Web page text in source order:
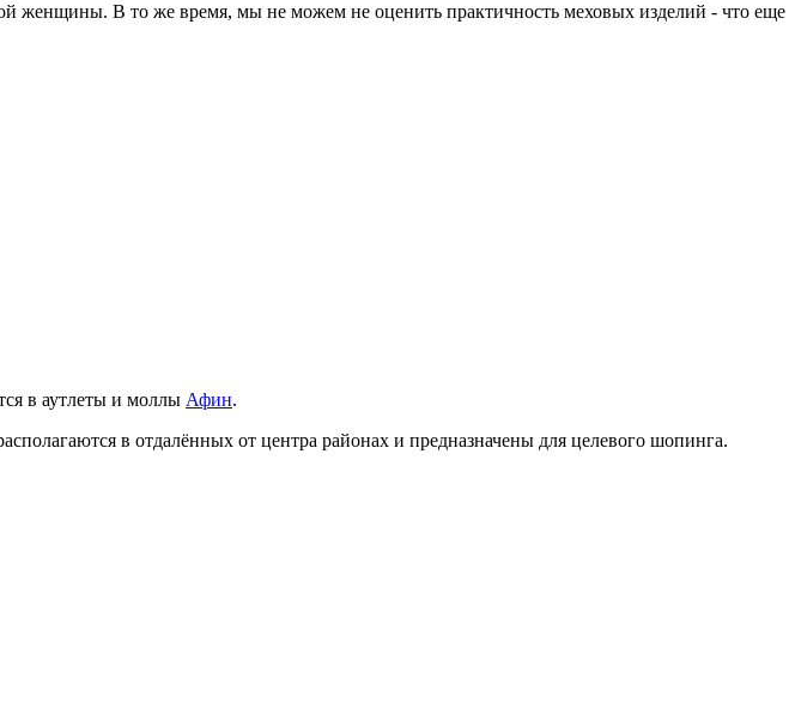
женщины. В то же время, мы не можем не оценить практичность меховых изделий - что еще
в аутлеты и моллы Афин.
в отдалённых от центра районах и предназначены для целевого шопинга.